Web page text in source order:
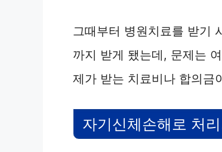
그때부터 병원치료를 받기
까지 받게 됐는데, 문제는
제가 받는 치료비나 합의금
자기신체손해로 처